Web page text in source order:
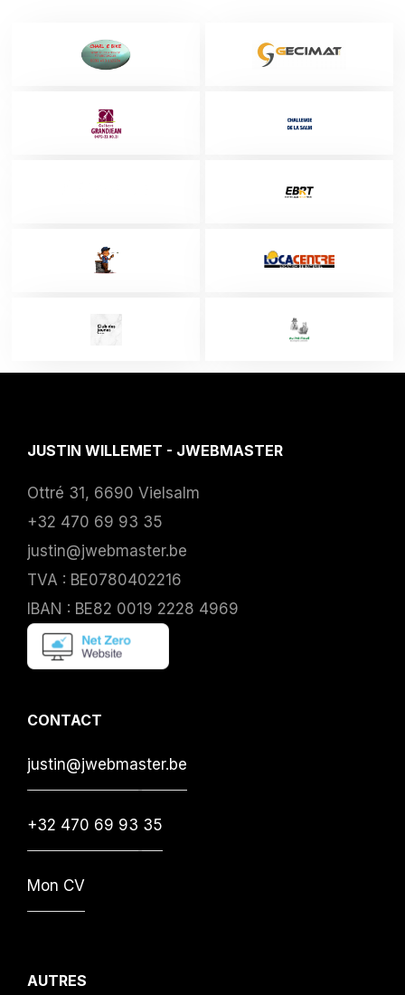
JUSTIN WILLEMET - JWEBMASTER
Ottré 31, 6690 Vielsalm
+32 470 69 93 35
justin@jwebmaster.be
TVA : BE0780402216
IBAN : BE82 0019 2228 4969
CONTACT
justin@jwebmaster.be
+32 470 69 93 35
Mon CV
AUTRES